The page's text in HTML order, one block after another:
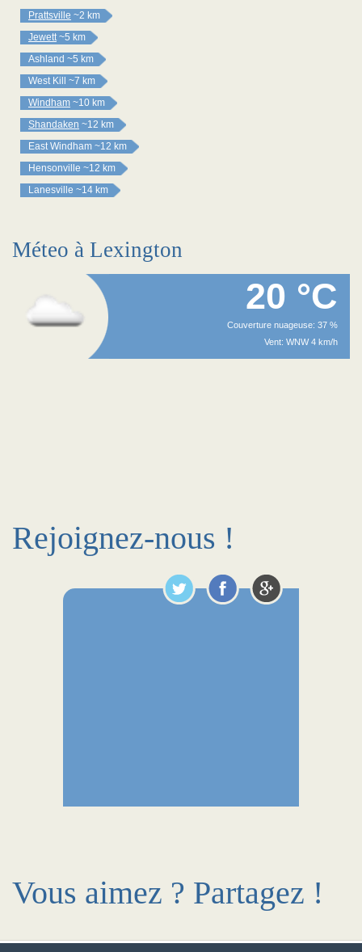
Prattsville ~2 km
Jewett ~5 km
Ashland ~5 km
West Kill
~7 km
Windham ~10 km
Shandaken ~12 km
East Windham ~12 km
Hensonville ~12 km
Lanesville ~14 km
Méteo à Lexington
20 °C
Couverture nuageuse: 37 %
Vent: WNW 4 km/h
Rejoignez-nous !
Vous aimez ? Partagez !